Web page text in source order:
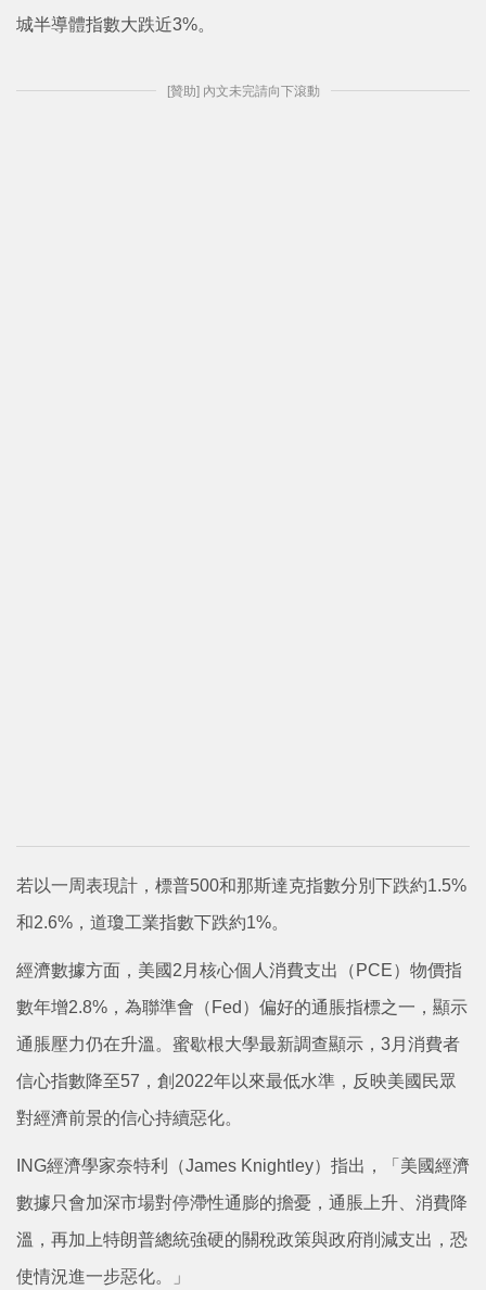
城半導體指數大跌近3%。
[贊助] 內文未完請向下滾動
若以一周表現計，標普500和那斯達克指數分別下跌約1.5%
和2.6%，道瓊工業指數下跌約1%。
經濟數據方面，美國2月核心個人消費支出（PCE）物價指
數年增2.8%，為聯準會（Fed）偏好的通脹指標之一，顯示
通脹壓力仍在升溫。蜜歇根大學最新調查顯示，3月消費者
信心指數降至57，創2022年以來最低水準，反映美國民眾
對經濟前景的信心持續惡化。
ING經濟學家奈特利（James Knightley）指出，「美國經濟
數據只會加深市場對停滯性通膨的擔憂，通脹上升、消費降
溫，再加上特朗普總統強硬的關稅政策與政府削減支出，恐
使情況進一步惡化。」